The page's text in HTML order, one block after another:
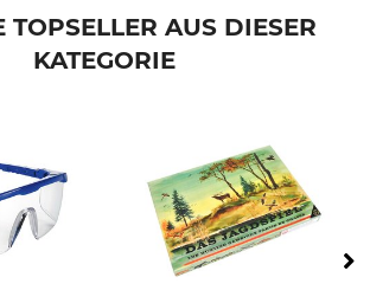
TOPSELLER AUS DIESER
KATEGORIE